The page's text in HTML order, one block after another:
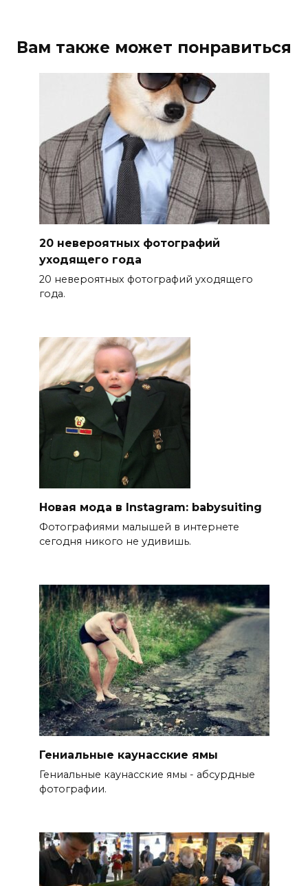
Вам также может понравиться
20 невероятных фотографий
уходящего года
20 невероятных фотографий уходящего
года.
Новая мода в Instagram: babysuiting
Фотографиями малышей в интернете
сегодня никого не удивишь.
Гениальные каунасские ямы
Гениальные каунасские ямы - абсурдные
фотографии.